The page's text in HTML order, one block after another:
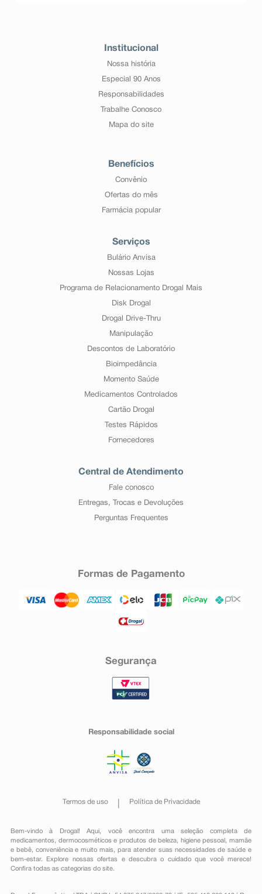
Institucional
Nossa história
Especial 90 Anos
Responsabilidades
Trabalhe Conosco
Mapa do site
Benefícios
Convênio
Ofertas do mês
Farmácia popular
Serviços
Bulário Anvisa
Nossas Lojas
Programa de Relacionamento Drogal Mais
Disk Drogal
Drogal Drive-Thru
Manipulação
Descontos de Laboratório
Bioimpedância
Momento Saúde
Medicamentos Controlados
Cartão Drogal
Testes Rápidos
Fornecedores
Central de Atendimento
Fale conosco
Entregas, Trocas e Devoluções
Perguntas Frequentes
Formas de Pagamento
Segurança
Responsabilidade social
Termos de uso Política de Privacidade
Bem-vindo à Drogal! Aqui, você encontra uma seleção completa de
medicamentos , dermocosméticos e produtos de beleza, higiene pessoal ,mamãe
e bebê, conveniênciae muito mais, para atender suas necessidades de saúde e
bem-estar. Explore nossas ofertas e descubra o cuidado que você merece!
Confira todas as categorias do site.